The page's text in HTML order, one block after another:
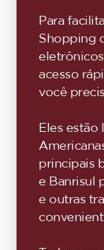
Para
Shopping
acesso
você
Eles estão
principais
e Banrisul
e outras